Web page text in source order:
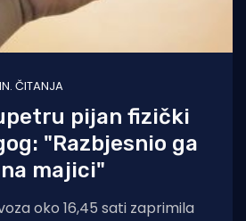
ČITANJA
pijan fizički
"Razbjesnio ga
majici"
oko 16,45 sati zaprimila